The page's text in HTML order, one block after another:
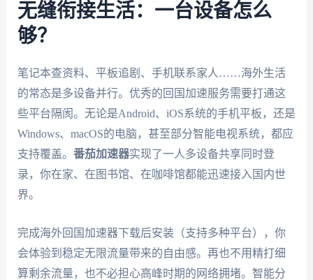
无缝衔接生活：一台设备怎么
够？
笔记本查资料、平板追剧、手机联系家人……海外生活
的常态是多设备并行。优秀的回国加速服务需要打通这
些平台隔阂。无论是Android、iOS系统的手机平板，还是
Windows、macOS的电脑，甚至部分智能电视系统，都应
支持覆盖。 番茄加速器实现了一人多设备共享同时登
录，你在家、在图书馆、在咖啡馆都能迅速接入国内世
界。
完成海外回国加速器下载后安装（支持多种平台），你
会体验到稳定无限流量带来的自由感。再也不用精打细
算剩余流量，也不必担心高峰时期的网络拥堵。智能分